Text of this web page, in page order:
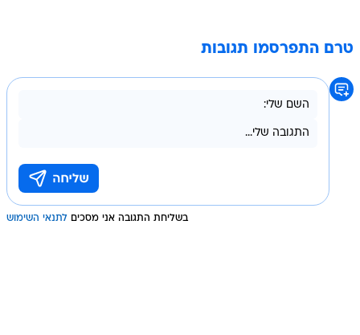
טרם התפרסמו תגובות
בשליחת התגובה אני מסכים לתנאי השימוש